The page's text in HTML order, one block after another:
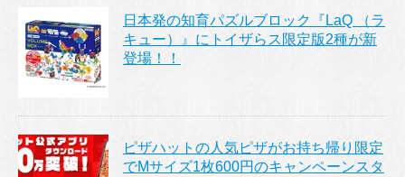
日本発の知育パズルブロック『LaQ （ラ
キュー）』にトイザらス限定版2種が新
登場！！
ピザハットの人気ピザがお持ち帰り限定
でMサイズ1枚600円のキャンペーンスタ